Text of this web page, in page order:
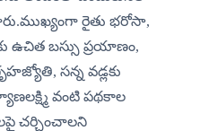
రైతు భరోసా,
ఉచిత బస్సు ప్రయాణం,
సన్న వడ్లకు
వంటి పథకాల
చర్చించాలని